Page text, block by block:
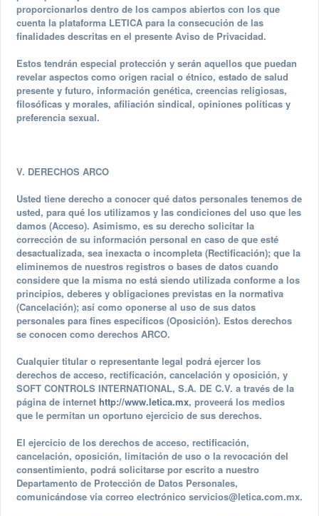
proporcionarlos dentro de los campos abiertos con los que
cuenta la plataforma LETICA para la consecución de las
finalidades descritas en el presente Aviso de Privacidad.
Estos tendrán especial protección y serán aquellos que puedan
revelar aspectos como origen racial o étnico, estado de salud
presente y futuro, información genética, creencias religiosas,
filosóficas y morales, afiliación sindical, opiniones políticas y
preferencia sexual.
V. DERECHOS ARCO
Usted tiene derecho a conocer qué datos personales tenemos de
usted, para qué los utilizamos y las condiciones del uso que les
damos (Acceso). Asimismo, es su derecho solicitar la
corrección de su información personal en caso de que esté
desactualizada, sea inexacta o incompleta (Rectificación); que la
eliminemos de nuestros registros o bases de datos cuando
considere que la misma no está siendo utilizada conforme a los
principios, deberes y obligaciones previstas en la normativa
(Cancelación); así como oponerse al uso de sus datos
personales para fines específicos (Oposición). Estos derechos
se conocen como derechos ARCO.
Cualquier titular o representante legal podrá ejercer los
derechos de acceso, rectificación, cancelación y oposición, y
SOFT CONTROLS INTERNATIONAL, S.A. DE C.V. a través de la
página de internet http://www.letica.mx, proveerá los medios
que le permitan un oportuno ejercicio de sus derechos.
El ejercicio de los derechos de acceso, rectificación,
cancelación, oposición, limitación de uso o la revocación del
consentimiento, podrá solicitarse por escrito a nuestro
Departamento de Protección de Datos Personales,
comunicándose vía correo electrónico servicios@letica.com.mx.